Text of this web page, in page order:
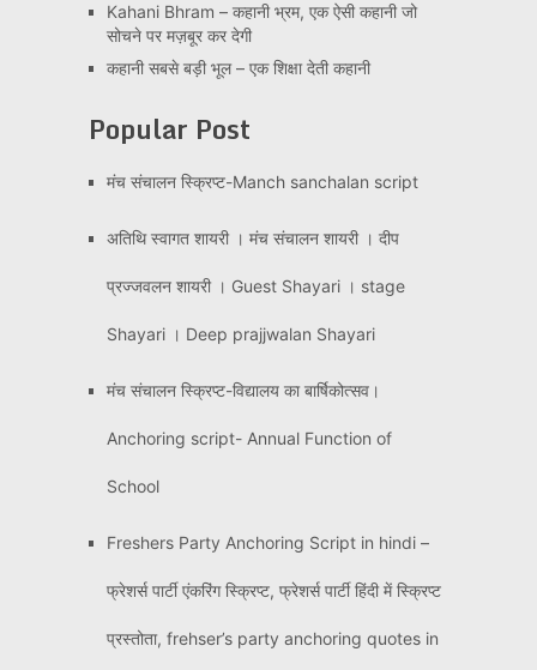
Kahani Bhram – कहानी भ्रम, एक ऐसी कहानी जो
सोचने पर मज़बूर कर देगी
कहानी सबसे बड़ी भूल – एक शिक्षा देती कहानी
Popular Post
मंच संचालन स्क्रिप्ट-Manch sanchalan script
अतिथि स्वागत शायरी । मंच संचालन शायरी । दीप
प्रज्जवलन शायरी । Guest Shayari । stage
Shayari । Deep prajjwalan Shayari
मंच संचालन स्क्रिप्ट-विद्यालय का बार्षिकोत्सव।
Anchoring script- Annual Function of
School
Freshers Party Anchoring Script in hindi –
फ्रेशर्स पार्टी एंकरिंग स्क्रिप्ट, फ्रेशर्स पार्टी हिंदी में स्क्रिप्ट
प्रस्तोता, frehser’s party anchoring quotes in